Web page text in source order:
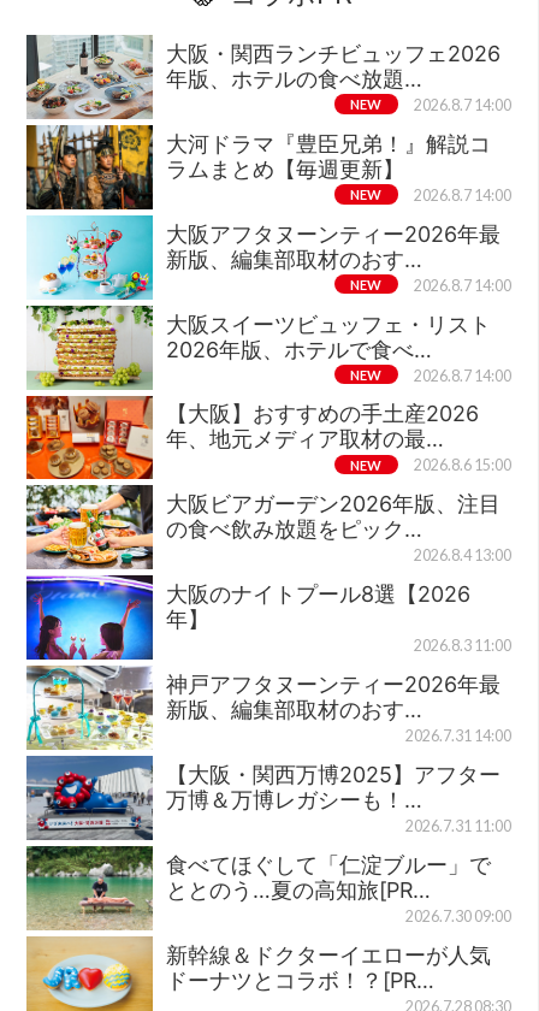
大阪・関西ランチビュッフェ2026
年版、ホテルの食べ放題…
NEW 2026.8.7 14:00
大河ドラマ『豊臣兄弟！』解説コ
ラムまとめ【毎週更新】
NEW 2026.8.7 14:00
大阪アフタヌーンティー2026年最
新版、編集部取材のおす…
NEW 2026.8.7 14:00
大阪スイーツビュッフェ・リスト
2026年版、ホテルで食べ…
NEW 2026.8.7 14:00
【大阪】おすすめの手土産2026
年、地元メディア取材の最…
NEW 2026.8.6 15:00
大阪ビアガーデン2026年版、注目
の食べ飲み放題をピック…
2026.8.4 13:00
大阪のナイトプール8選【2026
年】
2026.8.3 11:00
神戸アフタヌーンティー2026年最
新版、編集部取材のおす…
2026.7.31 14:00
【大阪・関西万博2025】アフター
万博＆万博レガシーも！…
2026.7.31 11:00
食べてほぐして「仁淀ブルー」で
ととのう…夏の高知旅[PR…
2026.7.30 09:00
新幹線＆ドクターイエローが人気
ドーナツとコラボ！？[PR…
2026.7.28 08:30